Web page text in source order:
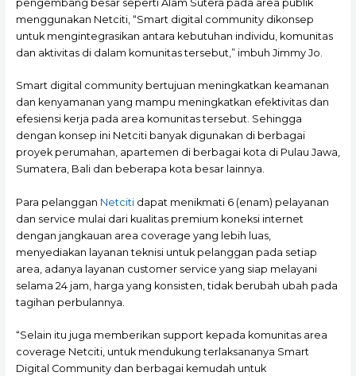
pengembang besar seperti Alam Sutera pada area publik
menggunakan Netciti, “Smart digital community dikonsep
untuk mengintegrasikan antara kebutuhan individu, komunitas
dan aktivitas di dalam komunitas tersebut,” imbuh Jimmy Jo.
Smart digital community bertujuan meningkatkan keamanan
dan kenyamanan yang mampu meningkatkan efektivitas dan
efesiensi kerja pada area komunitas tersebut. Sehingga
dengan konsep ini Netciti banyak digunakan di berbagai
proyek perumahan, apartemen di berbagai kota di Pulau Jawa,
Sumatera, Bali dan beberapa kota besar lainnya.
Para pelanggan Netcitidapat menikmati 6 (enam) pelayanan
dan service mulai dari kualitas premium koneksi internet
dengan jangkauan area coverage yang lebih luas,
menyediakan layanan teknisi untuk pelanggan pada setiap
area, adanya layanan customer service yang siap melayani
selama 24 jam, harga yang konsisten, tidak berubah ubah pada
tagihan perbulannya.
“Selain itu juga memberikan support kepada komunitas area
coverage Netciti, untuk mendukung terlaksananya Smart
Digital Community dan berbagai kemudah untuk